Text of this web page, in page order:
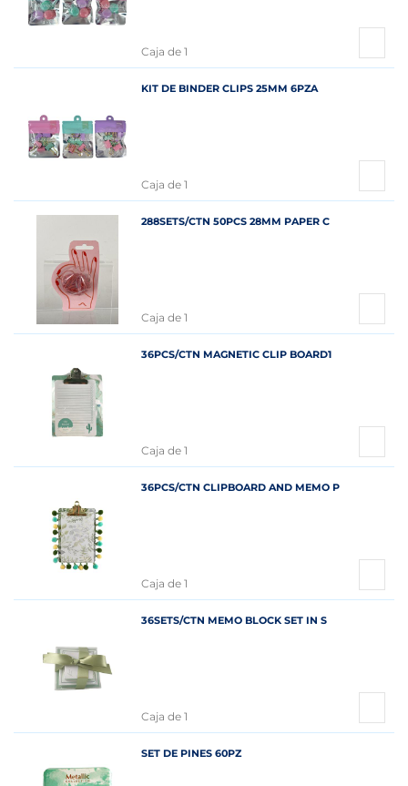
Caja de 1
KIT DE BINDER CLIPS 25MM 6PZA
Caja de 1
288SETS/CTN 50PCS 28MM PAPER C
Caja de 1
36PCS/CTN MAGNETIC CLIP BOARD1
Caja de 1
36PCS/CTN CLIPBOARD AND MEMO P
Caja de 1
36SETS/CTN MEMO BLOCK SET IN S
Caja de 1
SET DE PINES 60PZ